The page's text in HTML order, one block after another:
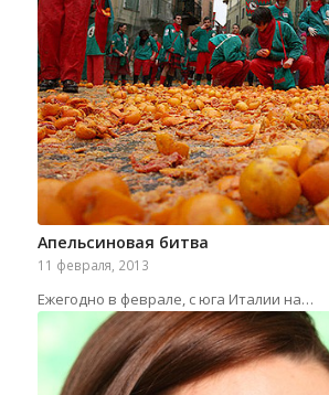
Апельсиновая битва
11 февраля, 2013
Ежегодно в феврале, с юга Италии на…